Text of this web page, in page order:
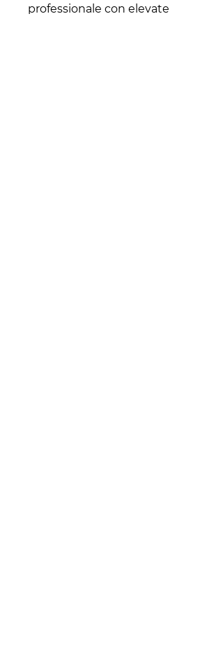
professionale con elevate